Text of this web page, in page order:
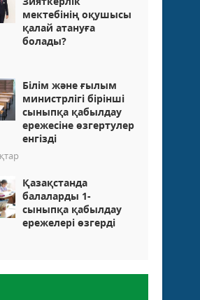
мектебінің оқушысы
қалай атануға
болады?
Білім және ғылым
министрлігі бірінші
сыныпқа қабылдау
ережесіне өзгертулер
енгізді
Қазақстанда
балаларды 1-
сыныпқа қабылдау
ережелері өзгерді